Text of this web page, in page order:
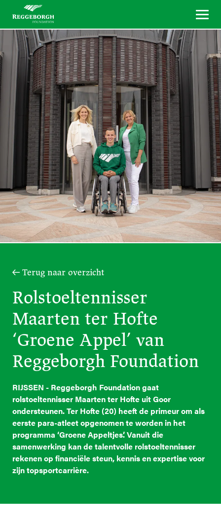
Terug naar overzicht
Rolstoeltennisser
Maarten ter Hofte
‘Groene Appel’ van
Reggeborgh Foundation
RIJSSEN - Reggeborgh Foundation gaat
rolstoeltennisser Maarten ter Hofte uit Goor
ondersteunen. Ter Hofte (20) heeft de primeur om als
eerste para-atleet opgenomen te worden in het
programma ‘Groene Appeltjes’. Vanuit die
samenwerking kan de talentvolle rolstoeltennisser
rekenen op financiële steun, kennis en expertise voor
zijn topsportcarrière.